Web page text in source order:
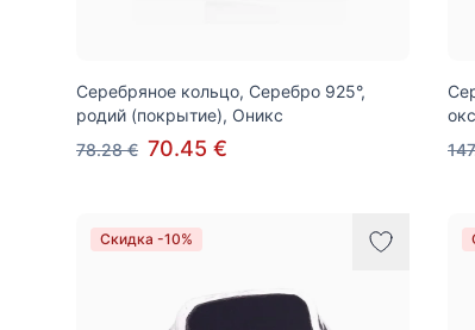
Серебряное кольцо, Серебро 925°,
родий (покрытие), Оникс
78.28 € 70.45 €
Скидка -10%